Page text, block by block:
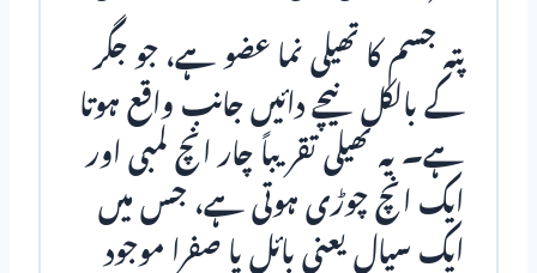
پتہ جسم کا تھیلی نما عضو ہے، جو جگر
کے بالکل نیچے دائیں جانب واقع ہوتا
ہے۔ یہ تھیلی تقریباً چار انچ لمبی اور
ایک انچ چوڑی ہوتی ہے، جس میں
ایک سیال یعنی بائل یا صفرا موجود